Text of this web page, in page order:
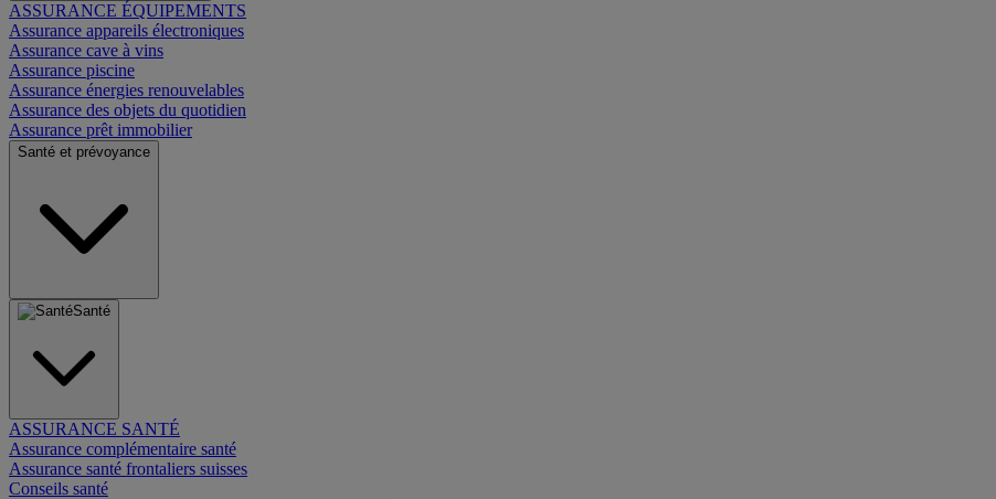
ASSURANCE ÉQUIPEMENTS
Assurance appareils électroniques
Assurance cave à vins
Assurance piscine
Assurance énergies renouvelables
Assurance des objets du quotidien
Assurance prêt immobilier
Santé et prévoyance
Santé
ASSURANCE SANTÉ
Assurance complémentaire santé
Assurance santé frontaliers suisses
Conseils santé